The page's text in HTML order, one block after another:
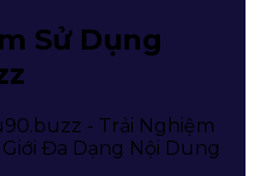
Sử Dụng